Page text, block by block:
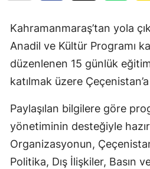
Kahramanmaraş’tan yola
Anadil ve Kültür Programı
düzenlenen 15 günlük
katılmak üzere
Paylaşılan bilgilere göre
yönetiminin desteğiyle
Organizasyonun,
Politika, Dış İlişkiler, Basın